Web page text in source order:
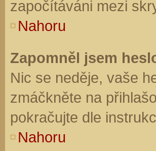
započítáváni mezi
Nahoru
Zapomněl jsem
Nic se neděje, vaše
zmáčkněte na
pokračujte dle
Nahoru